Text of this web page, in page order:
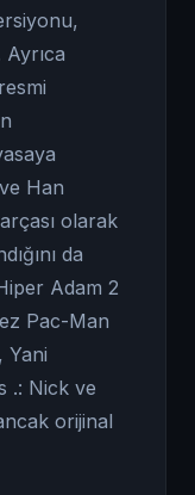
Han
olarak
da
Adam 2
Pac-Man
Yani
.: Nick ve
orijinal